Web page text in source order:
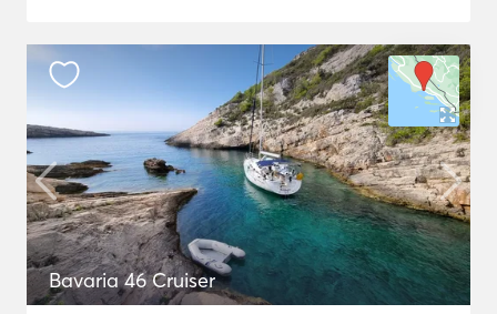
Bavaria 46 Cruiser